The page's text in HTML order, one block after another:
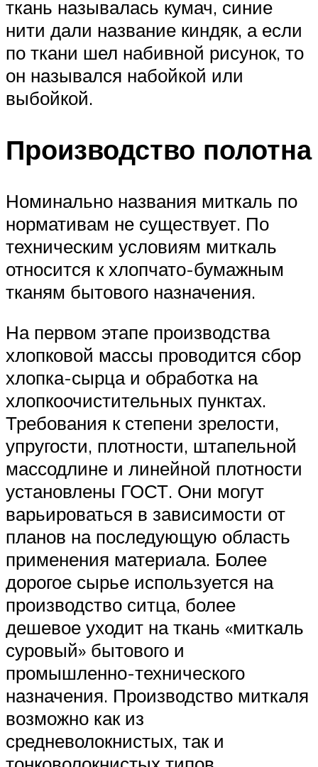
ткань называлась кумач, синие
нити дали название киндяк, а если
по ткани шел набивной рисунок, то
он назывался набойкой или
выбойкой.
Производство полотна
Номинально названия миткаль по
нормативам не существует. По
техническим условиям миткаль
относится к хлопчато-бумажным
тканям бытового назначения.
На первом этапе производства
хлопковой массы проводится сбор
хлопка-сырца и обработка на
хлопкоочистительных пунктах.
Требования к степени зрелости,
упругости, плотности, штапельной
массодлине и линейной плотности
установлены ГОСТ. Они могут
варьироваться в зависимости от
планов на последующую область
применения материала. Более
дорогое сырье используется на
производство ситца, более
дешевое уходит на ткань «миткаль
суровый» бытового и
промышленно-технического
назначения. Производство миткаля
возможно как из
средневолокнистых, так и